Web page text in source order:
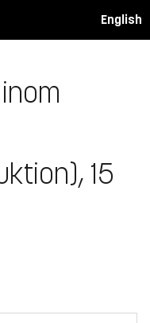
English
15